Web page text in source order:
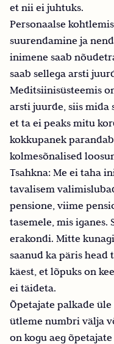
et nii ei juhtuks.
Personaalse
suurendamine ja
inimene saab
saab sellega arsti
Meditsiinisüsteemis
arsti juurde, siis mida
et ta ei peaks mitu
kokkupanek
kolmesõnalised
Tsahkna: Me ei taha
tavalisem
pensione, viime
tasemele, mis iganes.
erakondi. Mitte
saanud ka päris head
käest, et lõpuks on
ei täideta.
Õpetajate palkade
ütleme numbri välja
on kogu aeg